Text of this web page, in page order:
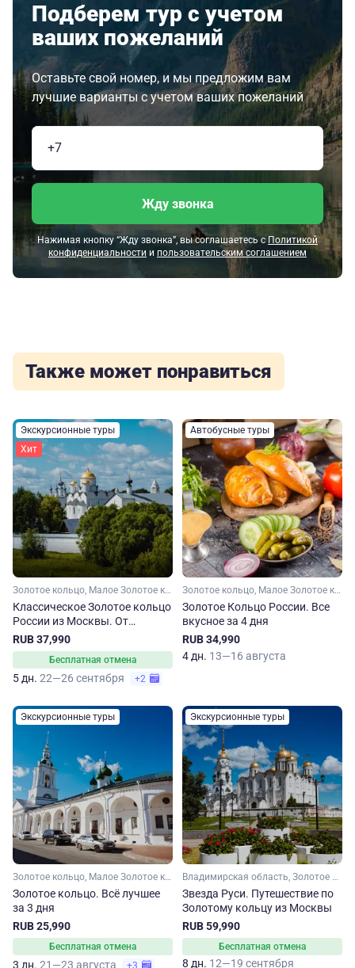
Подберем тур с учетом
ваших пожеланий
Оставьте свой номер, и мы предложим вам
лучшие варианты с учетом ваших пожеланий
Жду звонка
Нажимая кнопку “Жду звонка”, вы соглашаетесь с Политикой
конфиденциальности и пользовательским соглашением
Также может понравиться
Экскурсионные туры
Хит
Золотое кольцо, Малое Золотое кольцо, Ярославская область, Ивановская область, Костромская область, Владимирская область, Московская область
Классическое Золотое кольцо
России из Москвы. От
Сергиева Посада до
Владимира
RUB 37,990
Бесплатная отмена
5 дн. 22—26 сентября +2
Автобусные туры
Золотое кольцо, Малое Золотое кольцо, Ярославская область, Костромская область, Владимирская область, Московская область, Ивановская область
Золотое Кольцо России. Все
вкусное за 4 дня
RUB 34,990
4 дн. 13—16 августа
Экскурсионные туры
Золотое кольцо, Малое Золотое кольцо, Ивановская область, Ярославская область, Московская область, Владимирская область, Костромская область
Золотое кольцо. Всё лучшее
за 3 дня
RUB 25,990
Бесплатная отмена
3 дн. 21—23 августа +3
Экскурсионные туры
Владимирская область, Золотое кольцо, Рязанская область, Нижегородская область, Костромская область, Ярославская область, Малое Золотое кольцо, Московская область, Ивановская область
Звезда Руси. Путешествие по
Золотому кольцу из Москвы
RUB 59,990
Бесплатная отмена
8 дн. 12—19 сентября